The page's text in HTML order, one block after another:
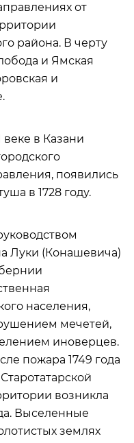
от
района. В черту
и Ямская
и
в Казани
появились
в 1728 году.
Луки (Конашевича)
населения,
мечетей,
иноверцев.
пожара 1749 года
возникла
Выселенные
землях